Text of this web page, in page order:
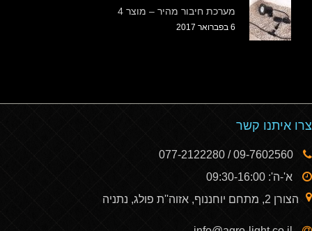
מערכת חיבור מהיר – מוצר 4
6 בפברואר 2017
צרו איתנו קשר
א'-ה': 09:30-16:00
הצורן 2, מתחם יוחננוף, אזוה''ת פולג, נתניה